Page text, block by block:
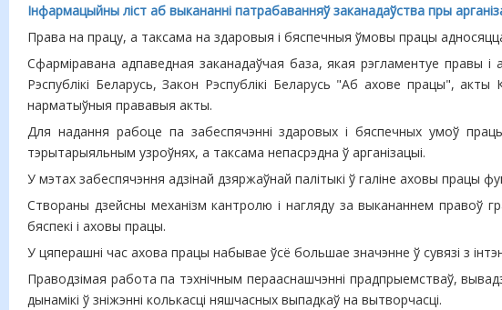
Інфармацыйны ліст аб выкананні патрабаванняў заканадаўства пры
Права на працу, а таксама на здаровыя і бяспечныя ўмовы працы
Сфарміравана адпаведная заканадаўчая база, якая рэгламентуе правы
Рэспублікі Беларусь, Закон Рэспублікі Беларусь "Аб ахове працы",
нарматыўныя прававыя акты.
Для надання рабоце па забеспячэнні здаровых і бяспечных умоў
тэрытарыяльным узроўнях, а таксама непасрэдна ў арганізацыі.
У мэтах забеспячэння адзінай дзяржаўнай палітыкі ў галіне аховы працы
Створаны дзейсны механізм кантролю і нагляду за выкананнем правоў
бяспекі і аховы працы.
У цяперашні час ахова працы набывае ўсё большае значэнне ў сувязі з
Праводзімая работа па тэхнічным перааснашчэнні прадпрыемстваў,
дынамікі ў зніжэнні колькасці няшчасных выпадкаў на вытворчасці.